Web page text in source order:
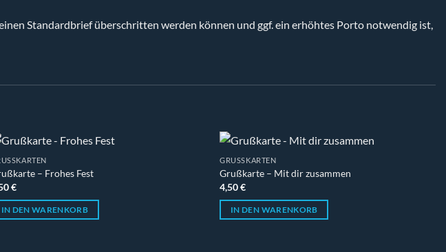
Standardbrief überschritten werden können und ggf. ein erhöhtes Porto notwendig ist,
– Frohes Fest
€
IN DEN WARENKORB
GRUSSKARTEN
Grußkarte – Mit dir zusammen
4,50€
IN DEN WARENKORB